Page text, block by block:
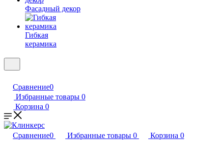
Фасадный декор
Гибкая
керамика
Сравнение0
Избранные товары 0
Корзина 0
Сравнение0 Избранные товары 0 Корзина 0